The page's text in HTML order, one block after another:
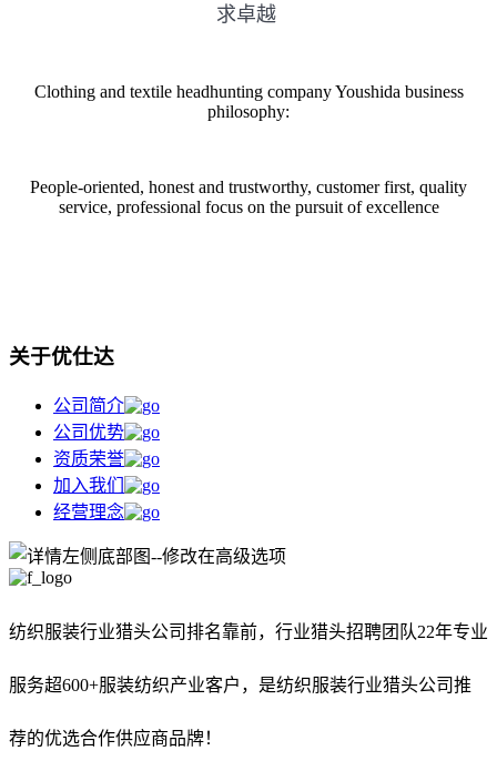
求卓越
Clothing and textile headhunting company Youshida business
philosophy:
People-oriented, honest and trustworthy, customer first, quality
service, professional focus on the pursuit of excellence
关于优仕达
公司简介
公司优势
资质荣誉
加入我们
经营理念
纺织服装行业猎头公司排名靠前， 行业猎头招聘团队22年专业
服务超600+服装纺织产业客户，是纺织服装行业猎头公司推
荐的优选合作供应商品牌！